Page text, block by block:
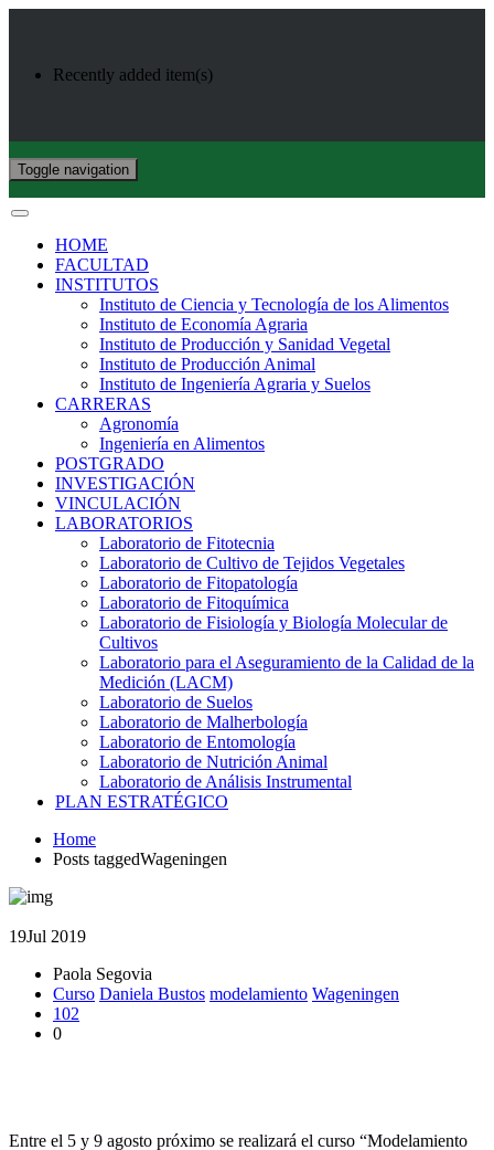
Recently added item(s)
Toggle navigation
HOME
FACULTAD
INSTITUTOS
Instituto de Ciencia y Tecnología de los Alimentos
Instituto de Economía Agraria
Instituto de Producción y Sanidad Vegetal
Instituto de Producción Animal
Instituto de Ingeniería Agraria y Suelos
CARRERAS
Agronomía
Ingeniería en Alimentos
POSTGRADO
INVESTIGACIÓN
VINCULACIÓN
LABORATORIOS
Laboratorio de Fitotecnia
Laboratorio de Cultivo de Tejidos Vegetales
Laboratorio de Fitopatología
Laboratorio de Fitoquímica
Laboratorio de Fisiología y Biología Molecular de
Cultivos
Laboratorio para el Aseguramiento de la Calidad de la
Medición (LACM)
Laboratorio de Suelos
Laboratorio de Malherbología
Laboratorio de Entomología
Laboratorio de Nutrición Animal
Laboratorio de Análisis Instrumental
PLAN ESTRATÉGICO
Home
Posts taggedWageningen
19Jul 2019
Paola Segovia
Curso Daniela Bustos modelamiento Wageningen
102
0
Entre el 5 y 9 agosto próximo se realizará el curso “Modelamiento